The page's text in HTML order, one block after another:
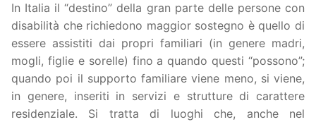
In Italia il “destino” della gran parte delle persone con
disabilità che richiedono maggior sostegno è quello di
essere assistiti dai propri familiari (in genere madri,
mogli, figlie e sorelle) fino a quando questi “possono”;
quando poi il supporto familiare viene meno, si viene,
in genere, inseriti in servizi e strutture di carattere
residenziale. Si tratta di luoghi che, anche nel